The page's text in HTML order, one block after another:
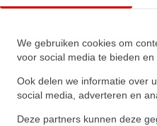
We gebruiken cookies om
voor social media te bieden
Ook delen we informatie over
social media, adverteren en
Deze partners kunnen deze
★★★★★
★★★★★